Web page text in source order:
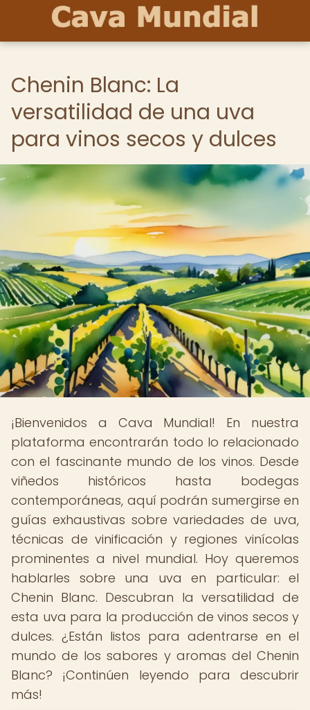
Chenin Blanc: La
versatilidad de una uva
para vinos secos y dulces
¡Bienvenidos a Cava Mundial! En nuestra
plataforma encontrarán todo lo relacionado
con el fascinante mundo de los vinos. Desde
viñedos históricos hasta bodegas
contemporáneas, aquí podrán sumergirse en
guías exhaustivas sobre variedades de uva,
técnicas de vinificación y regiones vinícolas
prominentes a nivel mundial. Hoy queremos
hablarles sobre una uva en particular: el
Chenin Blanc. Descubran la versatilidad de
esta uva para la producción de vinos secos y
dulces. ¿Están listos para adentrarse en el
mundo de los sabores y aromas del Chenin
Blanc? ¡Continúen leyendo para descubrir
más!